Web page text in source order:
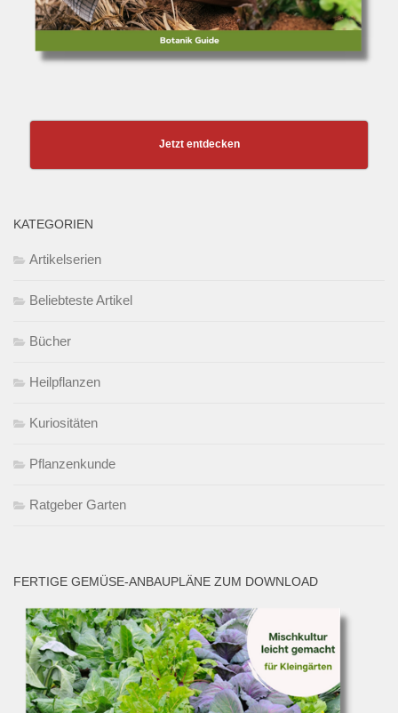
Jetzt entdecken
KATEGORIEN
Artikelserien
Beliebteste Artikel
Bücher
Heilpflanzen
Kuriositäten
Pflanzenkunde
Ratgeber Garten
FERTIGE GEMÜSE-ANBAUPLÄNE ZUM DOWNLOAD